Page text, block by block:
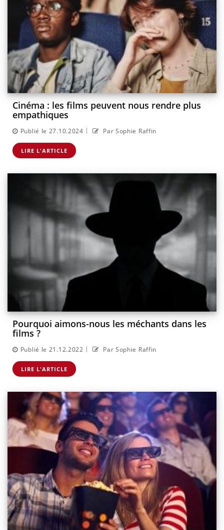
Cinéma : les films peuvent nous rendre plus
empathiques
Publié le 27.10.2024 | Par Sophie Raffin
LIRE L'ARTICLE
Pourquoi aimons-nous les méchants dans les
films ?
Publié le 21.12.2022 | Par Sophie Raffin
LIRE L'ARTICLE